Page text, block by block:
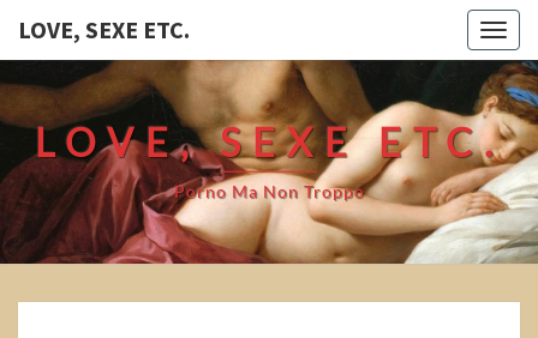
LOVE, SEXE ETC.
LOVE, SEXE ETC.
Porno Ma Non Troppo